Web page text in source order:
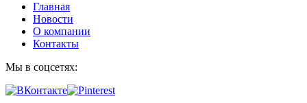
Главная
Новости
О компании
Контакты
Мы в соцсетях: